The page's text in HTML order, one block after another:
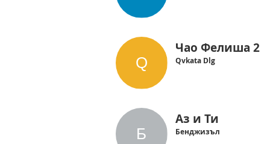
Чао Фелиша 2
Qvkata Dlg
Аз и Ти
Бенджизъл